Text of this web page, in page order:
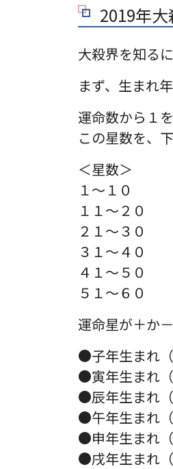
2019年
大殺界を知る
まず、生まれ
運命数から１
この星数を、
＜星数＞
１～１０
１１～２
２１～３
３１～４
４１～５
５１～６
運命星が＋か
●子年生ま
●寅年生ま
●辰年生ま
●午年生ま
●申年生ま
●戌年生ま